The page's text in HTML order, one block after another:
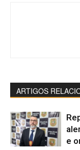
ARTIGOS
e